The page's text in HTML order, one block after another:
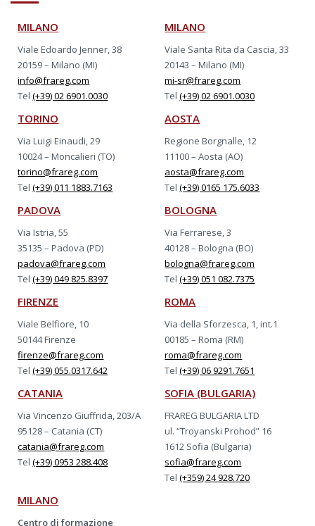
MILANO
Viale Edoardo Jenner, 38
20159 – Milano (MI)
info@frareg.com
Tel(+39) 02 6901.0030
MILANO
Viale Santa Rita da Cascia, 33
20143 – Milano (MI)
mi-sr@frareg.com
Tel(+39) 02 6901.0030
TORINO
Via Luigi Einaudi, 29
10024 – Moncalieri (TO)
torino@frareg.com
Tel(+39) 011 1883.7163
AOSTA
Regione Borgnalle, 12
11100 – Aosta (AO)
aosta@frareg.com
Tel(+39) 0165 175.6033
PADOVA
Via Istria, 55
35135 – Padova (PD)
padova@frareg.com
Tel(+39) 049 825.8397
BOLOGNA
Via Ferrarese, 3
40128 – Bologna (BO)
bologna@frareg.com
Tel(+39) 051 082.7375
FIRENZE
Viale Belfiore, 10
50144 Firenze
firenze@frareg.com
Tel(+39) 055.0317.642
ROMA
Via della Sforzesca, 1, int.1
00185 – Roma (RM)
roma@frareg.com
Tel(+39) 06 9291.7651
CATANIA
Via Vincenzo Giuffrida, 203/A
95128 – Catania (CT)
catania@frareg.com
Tel(+39) 0953 288.408
SOFIA (BULGARIA)
FRAREG BULGARIA LTD
ul. “Troyanski Prohod” 16
1612 Sofia (Bulgaria)
sofia@frareg.com
Tel(+359) 24 928.720
MILANO
Centro di formazione